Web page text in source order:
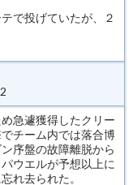
で投げていたが、２
急遽獲得したクリー
チーム内では落合博
序盤の故障離脱から
ウエルが予想以上に
れ去られた。